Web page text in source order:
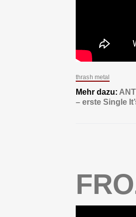
thrash metal
Mehr dazu:
– erste Single